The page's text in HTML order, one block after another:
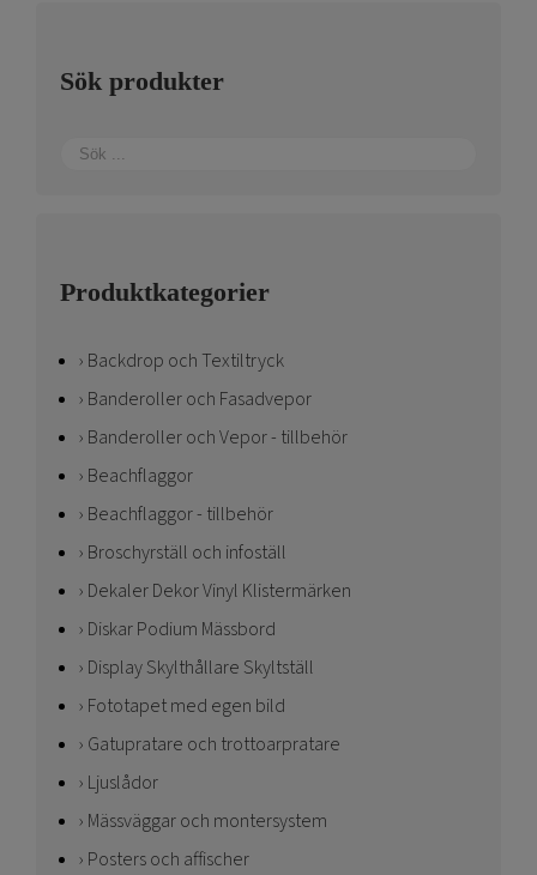
Sök produkter
Produktkategorier
Backdrop och Textiltryck
Banderoller och Fasadvepor
Banderoller och Vepor - tillbehör
Beachflaggor
Beachflaggor - tillbehör
Broschyrställ och infoställ
Dekaler Dekor Vinyl Klistermärken
Diskar Podium Mässbord
Display Skylthållare Skyltställ
Fototapet med egen bild
Gatupratare och trottoarpratare
Ljuslådor
Mässväggar och montersystem
Posters och affischer